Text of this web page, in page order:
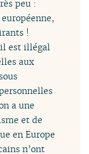
peu :
!
il est illégal
aux
a une
et de
en Europe
n’ont